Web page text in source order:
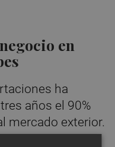
en
ha
años el 90%
mercado exterior.
en Europa y ya